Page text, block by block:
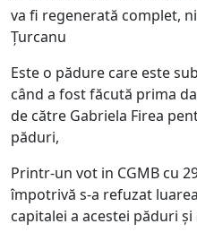
va fi regenerată complet,
Țurcanu
Este o pădure care este
când a fost făcută prima
de către Gabriela Firea
păduri,
Printr-un vot in CGMB cu
împotrivă s-a refuzat
capitalei a acestei păduri